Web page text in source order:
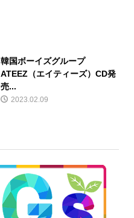
韓国ボーイズグループ
ATEEZ（エイティーズ）CD発
売...
2023.02.09